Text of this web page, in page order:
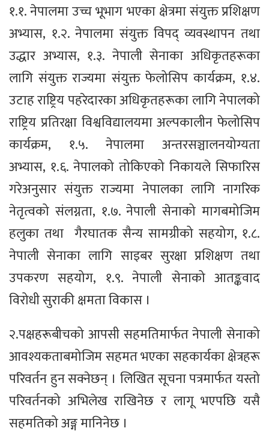
१.१. नेपालमा उच्च भूभाग भएका क्षेत्रमा संयुक्त प्रशिक्षण
अभ्यास, १.२. नेपालमा संयुक्त विपद् व्यवस्थापन तथा
उद्धार अभ्यास, १.३. नेपाली सेनाका अधिकृतहरूका
लागि संयुक्त राज्यमा संयुक्त फेलोसिप कार्यक्रम, १.४.
उटाह राष्ट्रिय पहरेदारका अधिकृतहरूका लागि नेपालको
राष्ट्रिय प्रतिरक्षा विश्वविद्यालयमा अल्पकालीन फेलोसिप
कार्यक्रम, १.५. नेपालमा अन्तरसञ्चालनयोग्यता
अभ्यास, १.६. नेपालको तोकिएको निकायले सिफारिस
गरेअनुसार संयुक्त राज्यमा नेपालका लागि नागरिक
नेतृत्वको संलग्नता, १.७. नेपाली सेनाको मागबमोजिम
हलुका तथा गैरघातक सैन्य सामग्रीको सहयोग, १.८.
नेपाली सेनाका लागि साइबर सुरक्षा प्रशिक्षण तथा
उपकरण सहयोग, १.९. नेपाली सेनाको आतङ्कवाद
विरोधी सुराकी क्षमता विकास ।
२.पक्षहरूबीचको आपसी सहमतिमार्फत नेपाली सेनाको
आवश्यकताबमोजिम सहमत भएका सहकार्यका क्षेत्रहरू
परिवर्तन हुन सक्नेछन् । लिखित सूचना पत्रमार्फत यस्तो
परिवर्तनको अभिलेख राखिनेछ र लागू भएपछि यसै
सहमतिको अङ्ग मानिनेछ ।